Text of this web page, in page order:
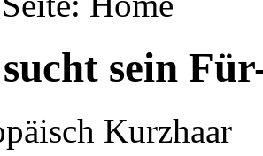
sein
Kurzhaar